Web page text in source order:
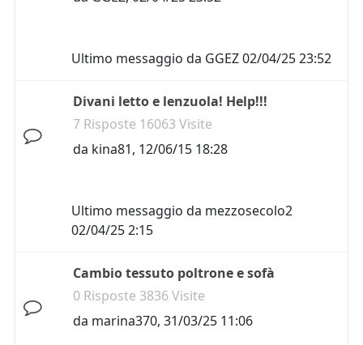
Ultimo messaggio da GGEZ02/04/25 23:52
Divani letto e lenzuola! Help!!!
7 Risposte 16063 Visite
da kina81, 12/06/15 18:28
Ultimo messaggio da mezzosecolo2
02/04/25 2:15
Cambio tessuto poltrone e sofà
0 Risposte 3836 Visite
da marina370, 31/03/25 11:06